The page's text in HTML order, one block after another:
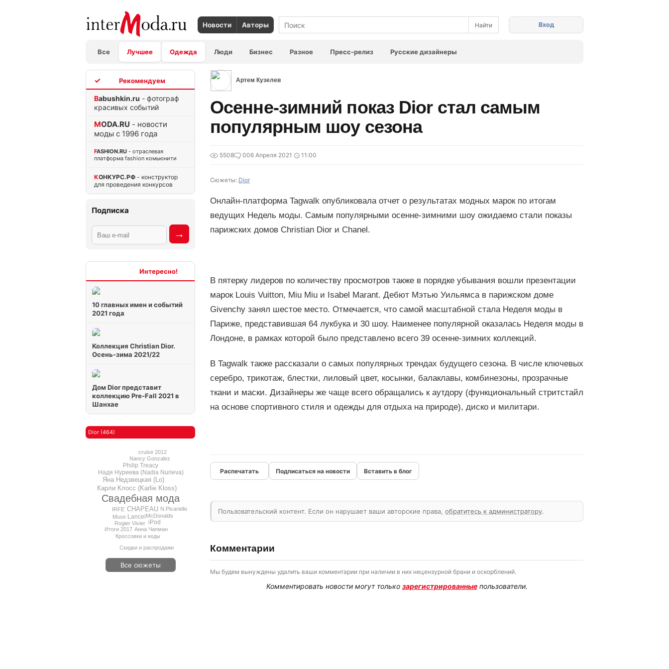
Новости Авторы
Все Лучшее Одежда Люди Бизнес Разное Пресс-релиз Русские дизайнеры
Вход
Babushkin.ru - фотограф
красивых событий
MODA.RU - новости
моды с 1996 года
FASHION.RU - отраслевая
платформа fashion комьюнити
КОНКУРС.РФ - конструктор
для проведения конкурсов
Подписка
10 главных имен и событий
2021 года
Коллекция Christian Dior.
Осень-зима 2021/22
Дом Dior представит
коллекцию Pre-Fall 2021 в
Шанхае
Dior (464)
Свадебная мода
CHAPEAU
Карли Клосс (Karlie Kloss)
Яна Недзвецкая (Lo)
Lancel
Надя Нуриева (Nadia Nurieva)
iPod
Philip Treacy
Анна Чапман
McDonalds
Итоги 2017
Кроссовки и кеды
IRFE
Nancy Gonzalez
Muse
Rogier Vivier
cruise 2012
N.Picariello
Скидки и распродажи
Все сюжеты
Артем Кузелев
Осенне-зимний показ Dior стал самым
популярным шоу сезона
5508 006 Апреля 2021 11:00
Сюжеты: Dior
Онлайн-платформа Tagwalk опубликовала отчет о результатах модных марок по итогам
ведущих Недель моды. Самым популярными осенне-зимними шоу ожидаемо стали показы
парижских домов Christian Dior и Chanel.
В пятерку лидеров по количеству просмотров также в порядке убывания вошли презентации
марок Louis Vuitton, Miu Miu и Isabel Marant. Дебют Мэтью Уильямса в парижском доме
Givenchy занял шестое место. Отмечается, что самой масштабной стала Неделя моды в
Париже, представившая 64 лукбука и 30 шоу. Наименее популярной оказалась Неделя моды в
Лондоне, в рамках которой было представлено всего 39 осенне-зимних коллекций.
В Tagwalk также рассказали о самых популярных трендах будущего сезона. В числе ключевых
серебро, трикотаж, блестки, лиловый цвет, косынки, балаклавы, комбинезоны, прозрачные
ткани и маски. Дизайнеры же чаще всего обращались к аутдору (функциональный стритстайл
на основе спортивного стиля и одежды для отдыха на природе), диско и милитари.
Подписаться на новости Вставить в блог
Пользовательский контент. Если он нарушает ваши авторские права, обратитесь к администратору.
Комментарии
Мы будем вынуждены удалить ваши комментарии при наличии в них нецензурной брани и оскорблений.
Комментировать новости могут только зарегистрированныепользователи.